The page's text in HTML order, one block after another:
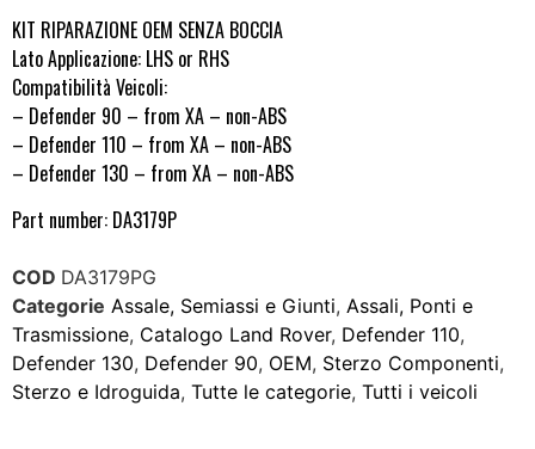
KIT RIPARAZIONE OEM SENZA BOCCIA
Lato Applicazione: LHS or RHS
Compatibilità Veicoli:
– Defender 90 – from XA – non-ABS
– Defender 110 – from XA – non-ABS
– Defender 130 – from XA – non-ABS
Part number: DA3179P
COD DA3179PG
Categorie Assale, Semiassi e Giunti, Assali, Ponti e
Trasmissione, Catalogo Land Rover, Defender 110,
Defender 130, Defender 90, OEM, Sterzo Componenti,
Sterzo e Idroguida, Tutte le categorie, Tutti i veicoli